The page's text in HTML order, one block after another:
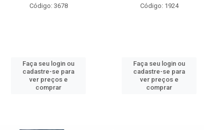
Código: 3678
Faça seu login ou
cadastre-se para
ver preços e
comprar
Código: 1924
Faça seu login ou
cadastre-se para
ver preços e
comprar